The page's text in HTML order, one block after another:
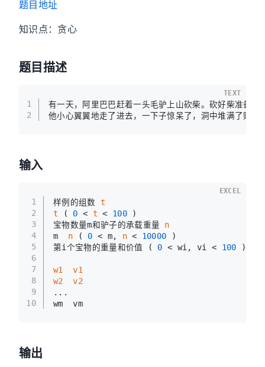
题目地址
知识点：贪心
题目描述
1
2
有一天，阿里巴巴赶着一头毛驴上山砍柴。砍好柴准备
他小心翼翼地走了进去，一下子惊呆了，洞中堆满了财
TEXT
输入
1
2
3
4
5
6
7
8
9
10
样例的组数 t
t ( 0 < t < 100 )
宝物数量m和驴子的承载重量 n
m n ( 0 < m, n < 10000 )
第i个宝物的重量和价值 ( 0 < wi, vi < 100 )
w1
v1
w2
v2
...
wm  vm
EXCEL
输出